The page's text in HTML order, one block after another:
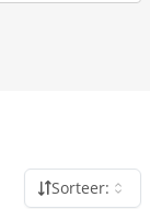
Sorteer: